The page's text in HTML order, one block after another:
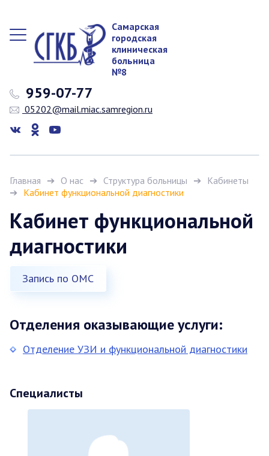
Самарская
городская
клиническая
больница
№8
959-07-77
05202@mail.miac.samregion.ru
Главная О нас Структура больницы
Кабинеты
Кабинет функциональной диагностики
Кабинет функциональной
диагностики
Запись по ОМС
Отделения оказывающие услуги:
Отделение УЗИ и функциональной диагностики
Специалисты